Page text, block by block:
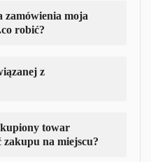
zamówienia moja
robić?
z
towar
zakupu na miejscu?